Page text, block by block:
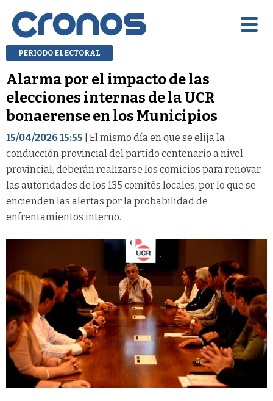
PERIODO ELECTORAL
Alarma por el impacto de las
elecciones internas de la UCR
bonaerense en los Municipios
15/04/2026 15:55 | El mismo día en que se elija la
conducción provincial del partido centenario a nivel
provincial, deberán realizarse los comicios para renovar
las autoridades de los 135 comités locales, por lo que se
encienden las alertas por la probabilidad de
enfrentamientos interno.